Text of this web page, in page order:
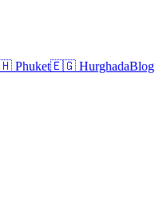
Phuket🇪🇬 HurghadaBlog